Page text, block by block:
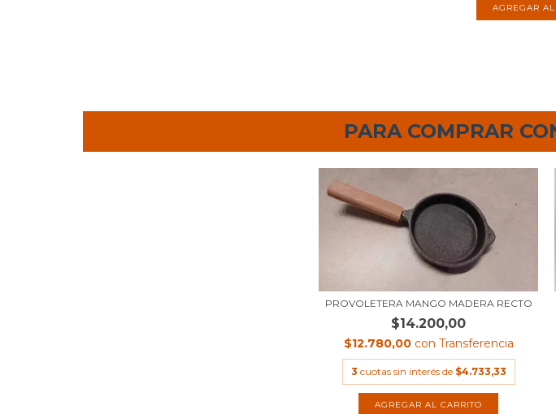
PARA COMPRAR
PROVOLETERA MANGO MADERA RECTO
$14.200,00
$12.780,00 con Transferencia
3 cuotas sin interés de $4.733,33